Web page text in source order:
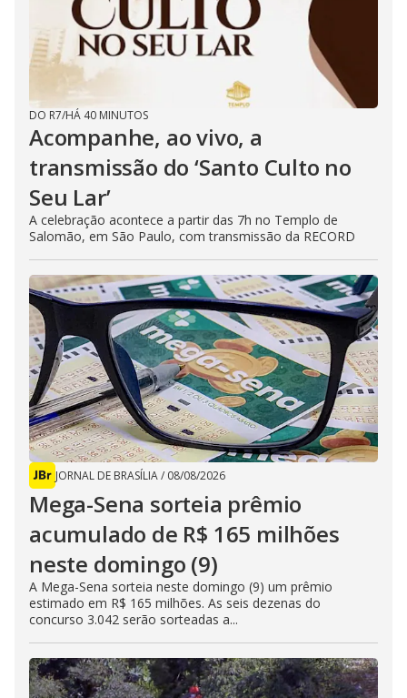
DO R7/HÁ 40 MINUTOS
Acompanhe, ao vivo, a
transmissão do ‘Santo Culto no
Seu Lar’
A celebração acontece a partir das 7h no Templo de
Salomão, em São Paulo, com transmissão da RECORD
JORNAL DE BRASÍLIA/ 08/08/2026
Mega-Sena sorteia prêmio
acumulado de R$ 165 milhões
neste domingo (9)
A Mega-Sena sorteia neste domingo (9) um prêmio
estimado em R$ 165 milhões. As seis dezenas do
concurso 3.042 serão sorteadas a...